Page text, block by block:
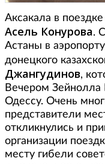
Аксакала в
Асель Конурова.
Астаны в
донецкого
Джангудинов,
Вечером Зейнолла
Одессу. Очень
представители
откликнулись и
организации
месту гибели